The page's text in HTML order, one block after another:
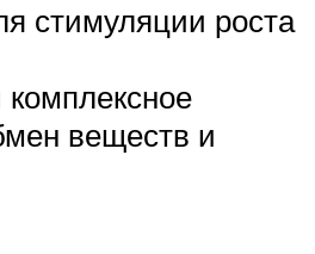
стимуляции роста
веществ и